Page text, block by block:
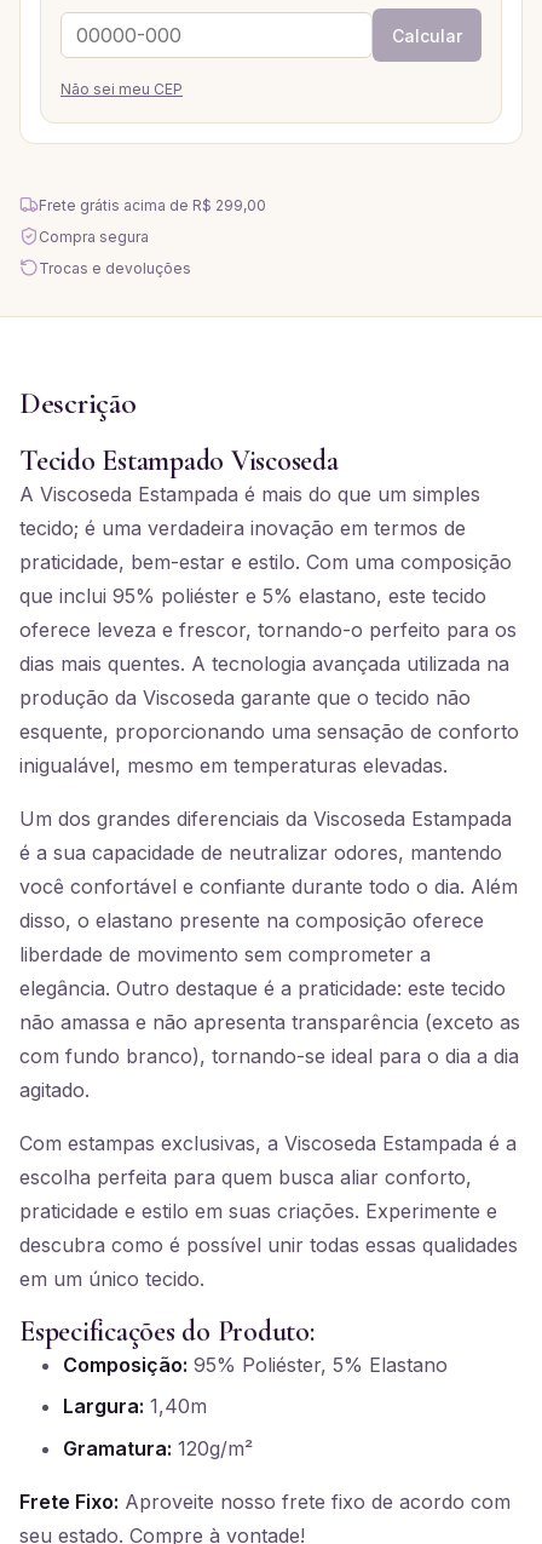
Calcular
Não sei meu CEP
Frete grátis acima de R$ 299,00
Compra segura
Trocas e devoluções
Descrição
Tecido Estampado Viscoseda
A Viscoseda Estampada é mais do que um simples
tecido; é uma verdadeira inovação em termos de
praticidade, bem-estar e estilo. Com uma composição
que inclui 95% poliéster e 5% elastano, este tecido
oferece leveza e frescor, tornando-o perfeito para os
dias mais quentes. A tecnologia avançada utilizada na
produção da Viscoseda garante que o tecido não
esquente, proporcionando uma sensação de conforto
inigualável, mesmo em temperaturas elevadas.
Um dos grandes diferenciais da Viscoseda Estampada
é a sua capacidade de neutralizar odores, mantendo
você confortável e confiante durante todo o dia. Além
disso, o elastano presente na composição oferece
liberdade de movimento sem comprometer a
elegância. Outro destaque é a praticidade: este tecido
não amassa e não apresenta transparência (exceto as
com fundo branco), tornando-se ideal para o dia a dia
agitado.
Com estampas exclusivas, a Viscoseda Estampada é a
escolha perfeita para quem busca aliar conforto,
praticidade e estilo em suas criações. Experimente e
descubra como é possível unir todas essas qualidades
em um único tecido.
Especificações do Produto:
Composição: 95% Poliéster, 5% Elastano
Largura: 1,40m
Gramatura: 120g/m²
Frete Fixo: Aproveite nosso frete fixo de acordo com
seu estado. Compre à vontade!